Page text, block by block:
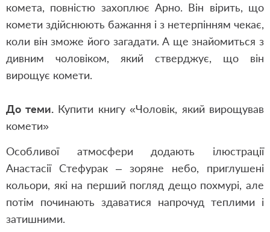
комета, повністю захоплює Арно. Він вірить, що
комети здійснюють бажання і з нетерпінням чекає,
коли він зможе його загадати. А ще знайомиться з
дивним чоловіком, який стверджує, що він
вирощує комети.
До теми.Купити книгу «Чоловік, який вирощував
комети»
Особливої атмосфери додають ілюстрації
Анастасії Стефурак – зоряне небо, приглушені
кольори, які на перший погляд дещо похмурі, але
потім починають здаватися напрочуд теплими і
затишними.